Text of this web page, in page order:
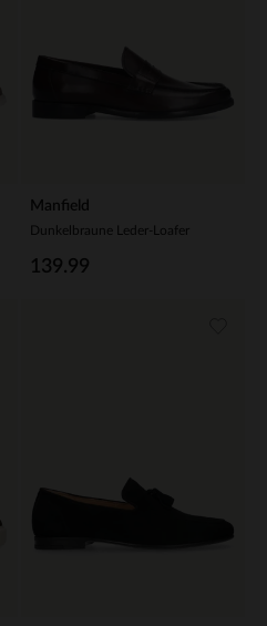
Manfield
Dunkelbraune Leder-Loafer
139.99